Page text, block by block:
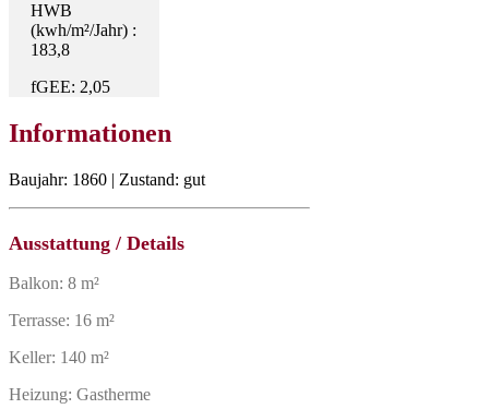
HWB
(kwh/m²/Jahr) :
183,8
fGEE: 2,05
Informationen
Baujahr: 1860 | Zustand: gut
Ausstattung / Details
Balkon: 8 m²
Terrasse: 16 m²
Keller: 140 m²
Heizung: Gastherme